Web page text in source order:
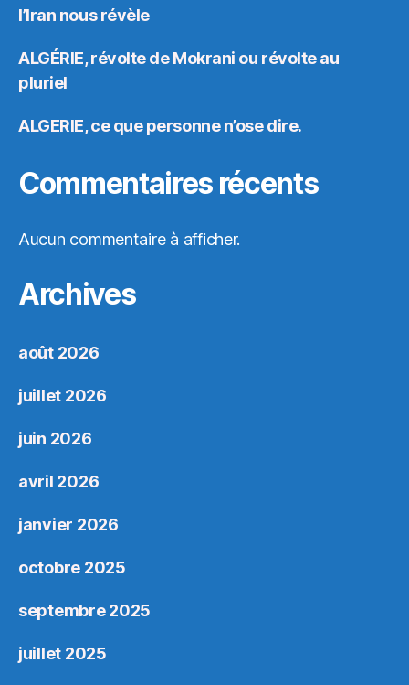
l’Iran nous révèle
ALGÉRIE, révolte de Mokrani ou révolte au
pluriel
ALGERIE, ce que personne n’ose dire.
Commentaires récents
Aucun commentaire à afficher.
Archives
août 2026
juillet 2026
juin 2026
avril 2026
janvier 2026
octobre 2025
septembre 2025
juillet 2025